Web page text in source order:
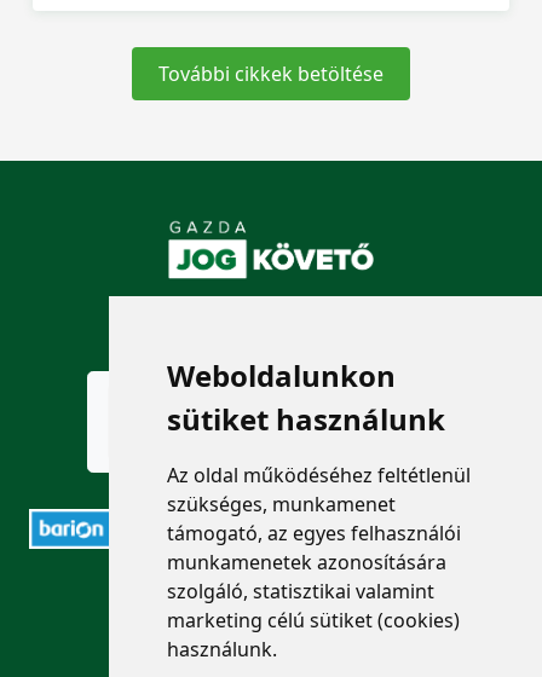
Weboldalunkon
sütiket használunk
Az oldal működéséhez feltétlenül
szükséges, munkamenet
támogató, az egyes felhasználói
munkamenetek azonosítására
szolgáló, statisztikai valamint
marketing célú sütiket (cookies)
használunk.
További cikkek betöltése
ELÉRHETŐSÉGEK
+36 1 880 7600